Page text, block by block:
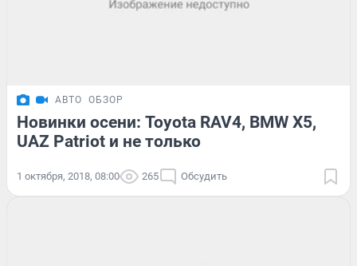
АВТО ОБЗОР
Новинки осени: Toyota RAV4, BMW X5,
UAZ Patriot и не только
1 октября, 2018, 08:00 265 Обсудить